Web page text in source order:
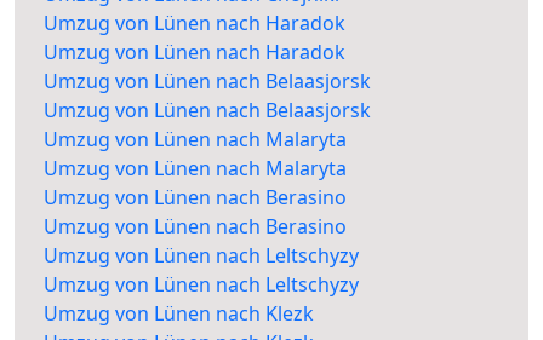
Umzug von Lünen nach Haradok
Umzug von Lünen nach Haradok
Umzug von Lünen nach Belaasjorsk
Umzug von Lünen nach Belaasjorsk
Umzug von Lünen nach Malaryta
Umzug von Lünen nach Malaryta
Umzug von Lünen nach Berasino
Umzug von Lünen nach Berasino
Umzug von Lünen nach Leltschyzy
Umzug von Lünen nach Leltschyzy
Umzug von Lünen nach Klezk